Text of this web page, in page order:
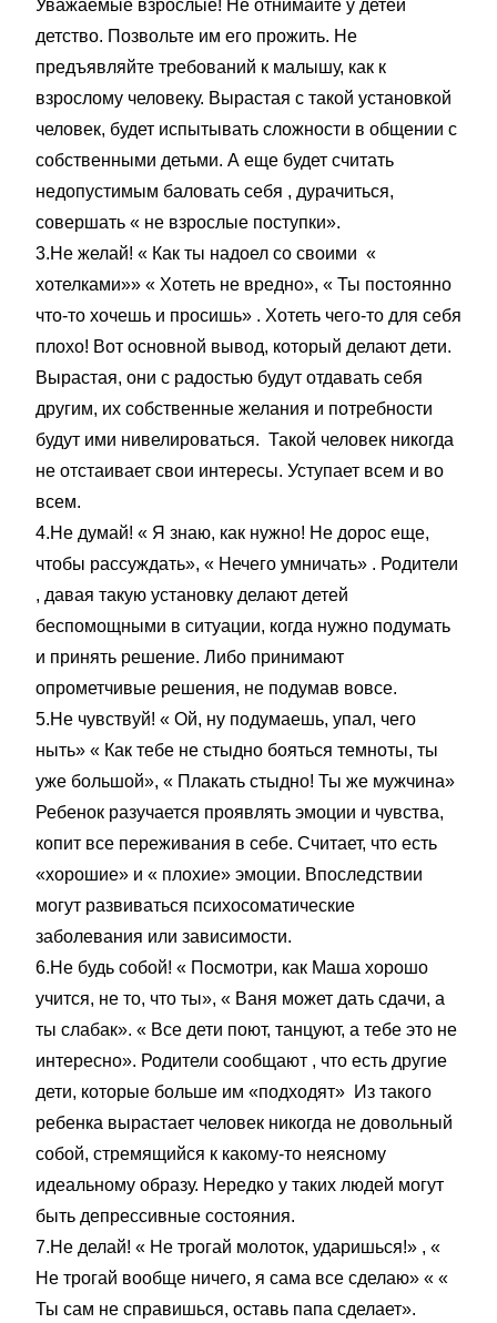
Уважаемые взрослые! Не отнимайте у детей
детство. Позвольте им его прожить. Не
предъявляйте требований к малышу, как к
взрослому человеку. Вырастая с такой установкой
человек, будет испытывать сложности в общении с
собственными детьми. А еще будет считать
недопустимым баловать себя , дурачиться,
совершать « не взрослые поступки».
3.Не желай! « Как ты надоел со своими «
хотелками»» « Хотеть не вредно», « Ты постоянно
что-то хочешь и просишь» . Хотеть чего-то для себя
плохо! Вот основной вывод, который делают дети.
Вырастая, они с радостью будут отдавать себя
другим, их собственные желания и потребности
будут ими нивелироваться. Такой человек никогда
не отстаивает свои интересы. Уступает всем и во
всем.
4.Не думай! « Я знаю, как нужно! Не дорос еще,
чтобы рассуждать», « Нечего умничать» . Родители
, давая такую установку делают детей
беспомощными в ситуации, когда нужно подумать
и принять решение. Либо принимают
опрометчивые решения, не подумав вовсе.
5.Не чувствуй! « Ой, ну подумаешь, упал, чего
ныть» « Как тебе не стыдно бояться темноты, ты
уже большой», « Плакать стыдно! Ты же мужчина»
Ребенок разучается проявлять эмоции и чувства,
копит все переживания в себе. Считает, что есть
«хорошие» и « плохие» эмоции. Впоследствии
могут развиваться психосоматические
заболевания или зависимости.
6.Не будь собой! « Посмотри, как Маша хорошо
учится, не то, что ты», « Ваня может дать сдачи, а
ты слабак». « Все дети поют, танцуют, а тебе это не
интересно». Родители сообщают , что есть другие
дети, которые больше им «подходят» Из такого
ребенка вырастает человек никогда не довольный
собой, стремящийся к какому-то неясному
идеальному образу. Нередко у таких людей могут
быть депрессивные состояния.
7.Не делай! « Не трогай молоток, ударишься!» , «
Не трогай вообще ничего, я сама все сделаю» « «
Ты сам не справишься, оставь папа сделает».